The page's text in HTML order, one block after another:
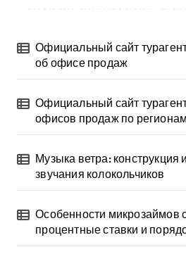
Официальный сайт
об офисе продаж
Официальный сайт
офисов продаж по регионам
Музыка ветра: конструкция
звучания колокольчиков
Особенности микрозаймов
процентные ставки и